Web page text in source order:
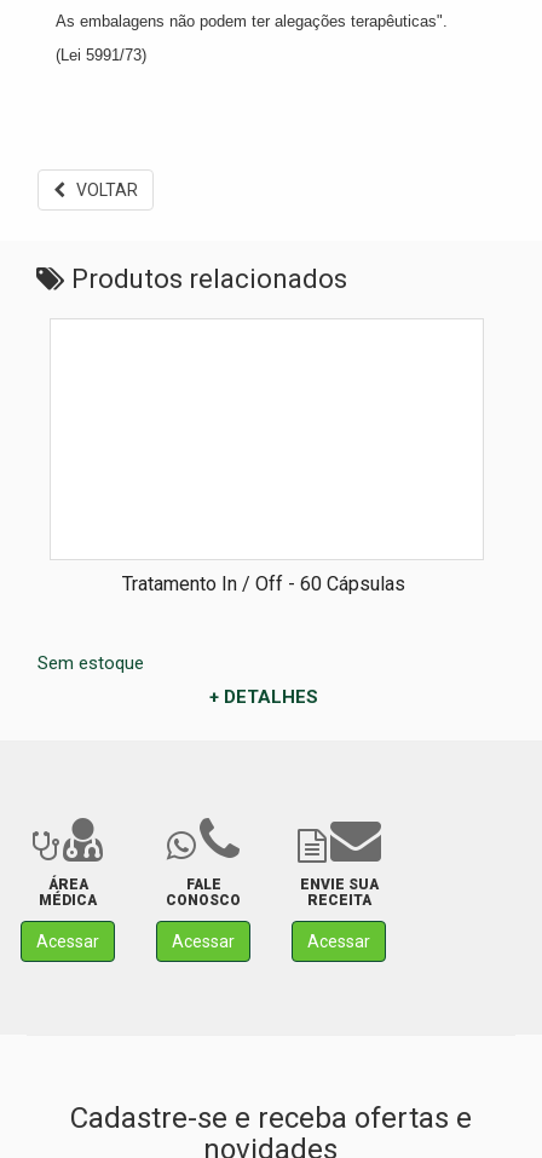
As embalagens não podem ter alegações terapêuticas".
(Lei 5991/73)
VOLTAR
Produtos relacionados
Tratamento In / Off - 60 Cápsulas
Sem estoque
+ DETALHES
ÁREA
MÉDICA
Acessar
FALE
CONOSCO
Acessar
ENVIE SUA
RECEITA
Acessar
Cadastre-se e receba ofertas e
novidades